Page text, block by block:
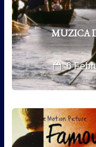
MUZICA
6